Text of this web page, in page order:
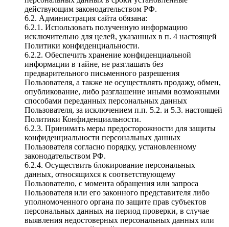
действующим законодательством РФ.
6.2. Администрация сайта обязана:
6.2.1. Использовать полученную информацию
исключительно для целей, указанных в п. 4 настоящей
Политики конфиденциальности.
6.2.2. Обеспечить хранение конфиденциальной
информации в тайне, не разглашать без
предварительного письменного разрешения
Пользователя, а также не осуществлять продажу, обмен,
опубликование, либо разглашение иными возможными
способами переданных персональных данных
Пользователя, за исключением п.п. 5.2. и 5.3. настоящей
Политики Конфиденциальности.
6.2.3. Принимать меры предосторожности для защиты
конфиденциальности персональных данных
Пользователя согласно порядку, установленному
законодательством РФ.
6.2.4. Осуществить блокирование персональных
данных, относящихся к соответствующему
Пользователю, с момента обращения или запроса
Пользователя или его законного представителя либо
уполномоченного органа по защите прав субъектов
персональных данных на период проверки, в случае
выявления недостоверных персональных данных или